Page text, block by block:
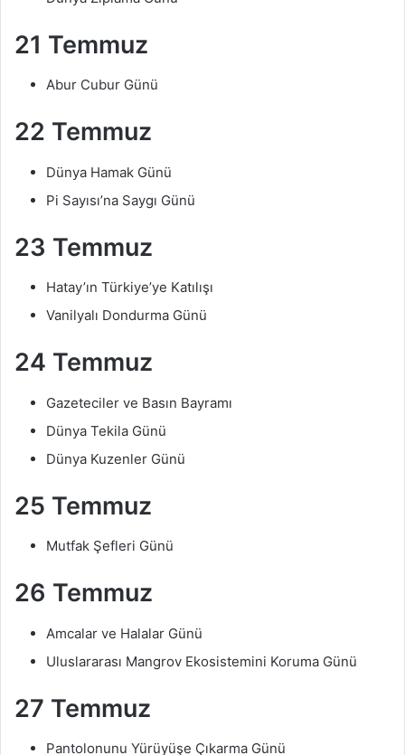
21 Temmuz
Abur Cubur Günü
22 Temmuz
Dünya Hamak Günü
Pi Sayısı’na Saygı Günü
23 Temmuz
Hatay’ın Türkiye’ye Katılışı
Vanilyalı Dondurma Günü
24 Temmuz
Gazeteciler ve Basın Bayramı
Dünya Tekila Günü
Dünya Kuzenler Günü
25 Temmuz
Mutfak Şefleri Günü
26 Temmuz
Amcalar ve Halalar Günü
Uluslararası Mangrov Ekosistemini Koruma Günü
27 Temmuz
Pantolonunu Yürüyüşe Çıkarma Günü